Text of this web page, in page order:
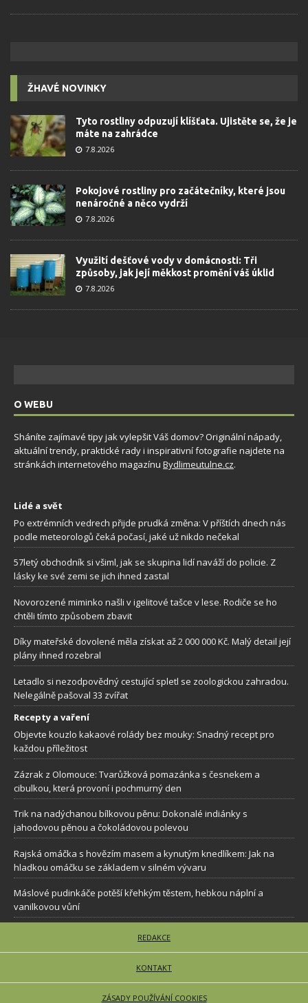
ŽHAVÉ NOVINKY
Tyto rostliny odpuzují klíšťata. Ujistěte se, že je
máte na zahrádce
7.8.2026
Pokojové rostliny pro začátečníky, které jsou
nenáročné a něco vydrží
7.8.2026
Využití dešťové vody v domácnosti: Tři
způsoby, jak její měkkost promění váš úklid
7.8.2026
O WEBU
Sháníte zajímavé tipy jak vylepšit Váš domov? Originální nápady,
aktuální trendy, praktické rady i inspirativní fotografie najdete na
stránkách internetového magazínu Bydlimeutulne.cz.
Lidé a svět
Po extrémních vedrech přijde prudká změna: V příštích dnech nás
podle meteorologů čeká počasí, jaké už nikdo nečekal
57letý obchodník si všiml, jak se skupina lidí naváží do policie. Z
lásky ke své zemi se jich ihned zastal
Novorozené miminko našli v igelitové tašce v lese. Rodiče se ho
chtěli tímto způsobem zbavit
Díky mateřské dovolené měla získat až 2 000 000 Kč. Malý detail její
plány ihned rozebral
Letadlo si nezodpovědný cestující spletl se zoologickou zahradou.
Nelegálně pašoval 33 zvířat
Recepty a vaření
Objevte kouzlo kakaové rolády bez mouky: Snadný recept pro
každou příležitost
Zázrak z Olomouce: Tvarůžková pomazánka s česnekem a
cibulkou, která provoní i pochmurný den
Trik na nadýchanou bílkovou pěnu: Dokonalé indiánky s
jahodovou pěnou a čokoládovou polevou
Rajská omáčka s hovězím masem a kynutým knedlíkem: Jak na
hladkou omáčku se základem v silném vývaru
Máslové pudinkáče potěší křehkým těstem, hebkou náplní a
vanilkovou vůní
REDAKCE
KONTAKT
ZÁSADY POUŽÍVÁNÍ COOKIES